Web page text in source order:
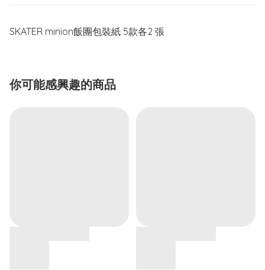
SKATER minion飯團包裝紙 5款各2 張
你可能感興趣的商品